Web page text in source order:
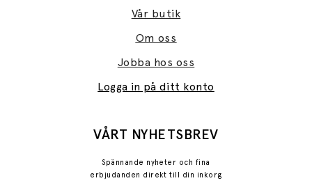
Vår butik
Om oss
Jobba hos oss
Logga in på ditt konto
VÅRT NYHETSBREV
Spännande nyheter och fina
erbjudanden direkt till din inkorg